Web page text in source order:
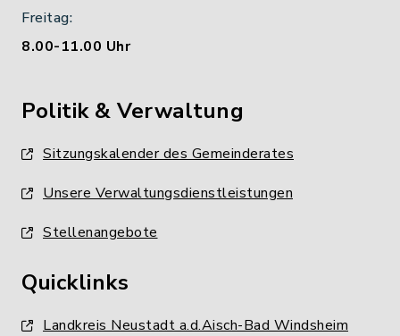
Freitag:
8.00-11.00 Uhr
Politik & Verwaltung
Sitzungskalender des Gemeinderates
Unsere Verwaltungsdienstleistungen
Stellenangebote
Quicklinks
Landkreis Neustadt a.d.Aisch-Bad Windsheim